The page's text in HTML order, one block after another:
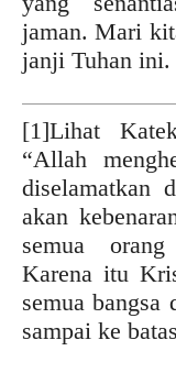
jaman. Mari
janji Tuhan ini.
[1]Lihat
“Allah
diselamatkan
akan
semua
Karena itu
semua bangsa
sampai ke